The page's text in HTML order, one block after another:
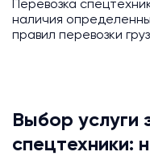
Перевозка
наличия
правил перевозки
Выбор услуги
спецтехники: